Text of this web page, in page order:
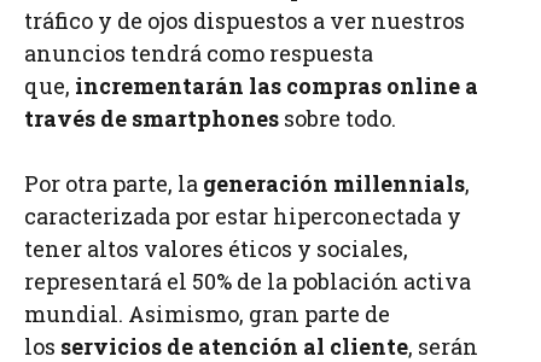
tráfico y de ojos dispuestos a ver nuestros
anuncios tendrá como respuesta
que, incrementarán las compras online a
través de smartphones sobre todo.
Por otra parte, la generación millennials,
caracterizada por estar hiperconectada y
tener altos valores éticos y sociales,
representará el 50% de la población activa
mundial. Asimismo, gran parte de
los servicios de atención al cliente, serán